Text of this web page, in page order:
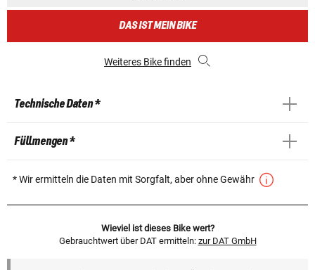
DAS IST MEIN BIKE
Weiteres Bike finden
Technische Daten *
Füllmengen *
* Wir ermitteln die Daten mit Sorgfalt, aber ohne Gewähr
Wieviel ist dieses Bike wert?
Gebrauchtwert über DAT ermitteln: zur DAT GmbH